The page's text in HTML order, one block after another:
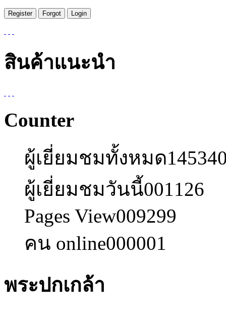
สินค้าแนะนำ
Counter
ผู้เยี่ยมชมทั้งหมด
ผู้เยี่ยมชมวันนี้001126
Pages View009299
คน online000001
พระปกเกล้า